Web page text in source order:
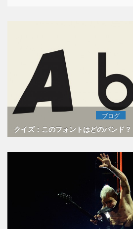
ブログ
クイズ：このフォントはどのバンド？